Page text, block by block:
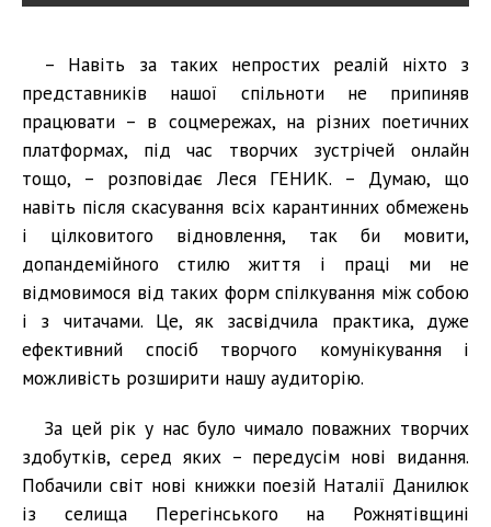
– Навіть за таких непростих реалій ніхто з
представників нашої спільноти не припиняв
працювати – в соцмережах, на різних поетичних
платформах, під час творчих зустрічей онлайн
тощо, – розповідає Леся ГЕНИК. – Думаю, що
навіть після скасування всіх карантинних обмежень
і цілковитого відновлення, так би мовити,
допандемійного стилю життя і праці ми не
відмовимося від таких форм спілкування між собою
і з читачами. Це, як засвідчила практика, дуже
ефективний спосіб творчого комунікування і
можливість розширити нашу аудиторію.
За цей рік у нас було чимало поважних творчих
здобутків, серед яких – передусім нові видання.
Побачили світ нові книжки поезій Наталії Данилюк
із селища Перегінського на Рожнятівщині